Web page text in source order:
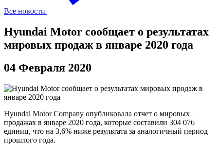
Все новости
Hyundai Motor сообщает о результатах
мировых продаж в январе 2020 года
04 Февраля 2020
Hyundai Motor Company опубликовала отчет о мировых
продажах в январе 2020 года, которые составили 304 076
единиц, что на 3,6% ниже результата за аналогичный период
прошлого года.